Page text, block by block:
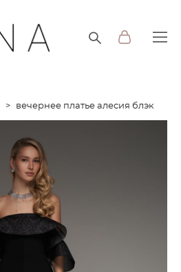
> вечернее платье алесия блэк